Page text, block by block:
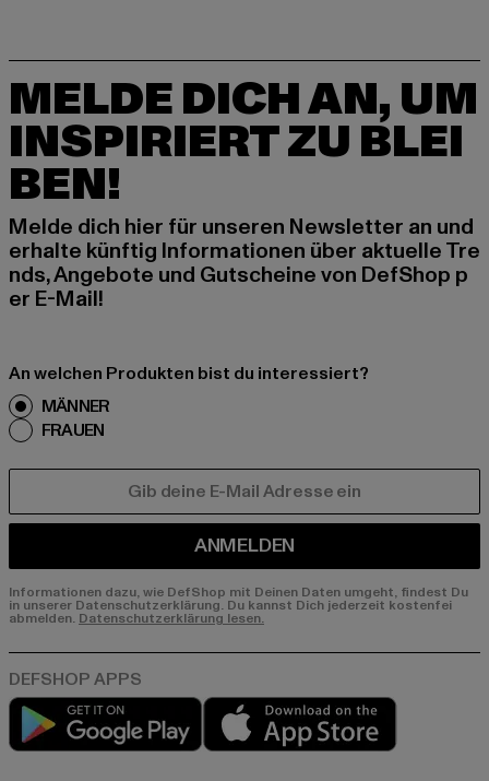
MELDE DICH AN, UM
INSPIRIERT ZU BLEI
BEN!
Melde dich hier für unseren Newsletter an und
erhalte künftig Informationen über aktuelle Tre
nds, Angebote und Gutscheine von DefShop p
er E-Mail!
An welchen Produkten bist du interessiert?
MÄNNER
FRAUEN
ANMELDEN
Informationen dazu, wie DefShop mit Deinen Daten umgeht, findest Du
in unserer Datenschutzerklärung. Du kannst Dich jederzeit kostenfei
abmelden. Datenschutzerklärung lesen.
Play market